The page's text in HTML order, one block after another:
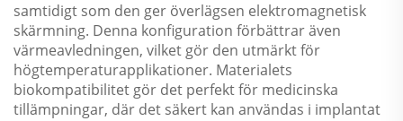
samtidigt som den ger överlägsen elektromagnetisk
skärmning. Denna konfiguration förbättrar även
värmeavledningen, vilket gör den utmärkt för
högtemperaturapplikationer. Materialets
biokompatibilitet gör det perfekt för medicinska
tillämpningar, där det säkert kan användas i implantat